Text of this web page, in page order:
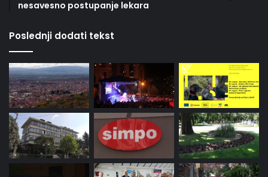
nesavesno postupanje lekara
Poslednji dodati tekst